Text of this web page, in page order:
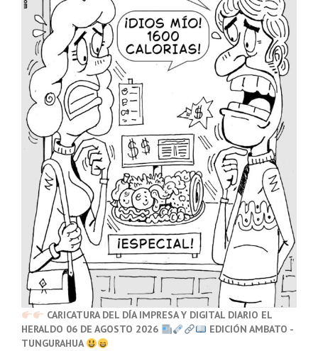
CARICATURA DEL DÍA IMPRESA Y DIGITAL DIARIO EL
HERALDO 06 DE AGOSTO 2026
EDICIÓN AMBATO -
TUNGURAHUA